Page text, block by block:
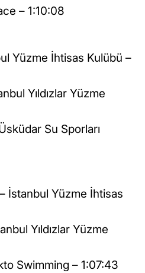
– 1:10:08
Yüzme İhtisas Kulübü –
Yıldızlar Yüzme
Su Sporları
İstanbul Yüzme İhtisas
Yıldızlar Yüzme
Swimming – 1:07:43